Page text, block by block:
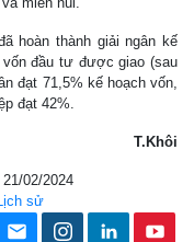
hoàn thành giải ngân kế
đầu tư được giao (sau
đạt 71,5% kế hoạch vốn,
đạt 42%.
T.Khôi
02/2024
sử